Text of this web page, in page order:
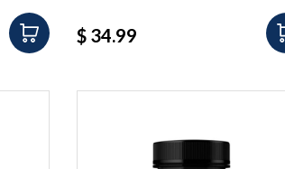
Precio
$ 34.99